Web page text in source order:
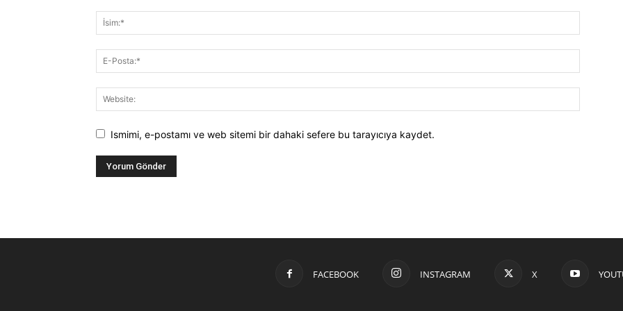
Ismimi, e-postamı ve web sitemi bir dahaki sefere bu tarayıcıya kaydet.
FACEBOOK INSTAGRAM X